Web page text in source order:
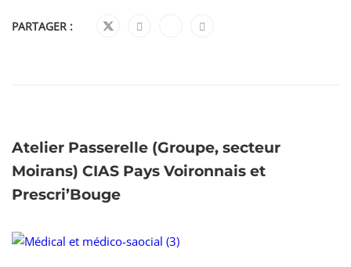
PARTAGER :
Atelier Passerelle (Groupe, secteur
Moirans) CIAS Pays Voironnais et
Prescri’Bouge